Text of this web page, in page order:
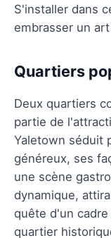
S'installer dans
embrasser un
Quartiers
Deux quartiers
partie de
Yaletown séduit
généreux, ses
une scène
dynamique,
quête d'un
quartier